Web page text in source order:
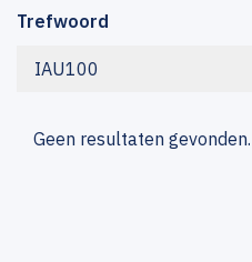
Trefwoord
IAU100
Geen resultaten gevonden.